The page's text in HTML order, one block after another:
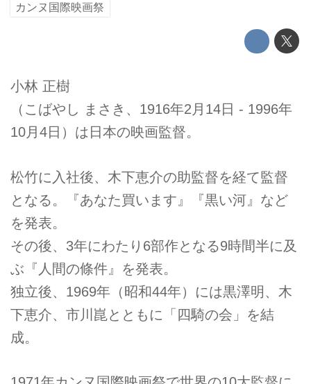
カンヌ国際映画祭
小林 正樹
（こばやし まさき、1916年2月14日 - 1996年
10月4日）は日本の映画監督。
松竹に入社後、木下恵介の助監督を経て監督
となる。『あなた買います』『黒い河』など
を発表。
その後、3年にわたり6部作となる9時間半に及
ぶ『人間の條件』を発表。
独立後、1969年（昭和44年）には黒澤明、木
下恵介、市川崑とともに「四騎の会」を結
成。